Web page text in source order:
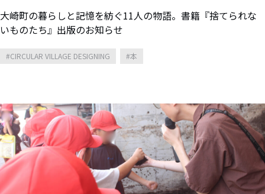
大崎町の暮らしと記憶を紡ぐ11人の物語。書籍『捨てられな
いものたち』出版のお知らせ
CIRCULAR VILLAGE DESIGNING 本